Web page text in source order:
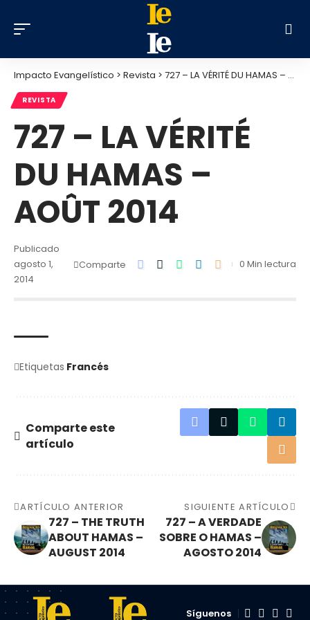
Impacto Evangelístico > Revista > 727 – LA VÉRITÉ DU HAMAS – AOÛT 2014
REVISTA
727 – LA VÉRITÉ
DU HAMAS –
AOÛT 2014
Publicado
agosto 1,
2014
Comparte 0 Min lectura
Etiquetas Francés
Comparte este
artículo
ARTÍCULO ANTERIOR
727 – THE TRUTH
ABOUT HAMAS –
AUGUST 2014
SIGUIENTE ARTÍCULO
727 – A VERDADE
SOBRE O HAMAS –
AGOSTO 2014
Síguenos